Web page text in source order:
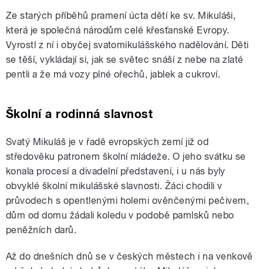
Ze starých příběhů pramení úcta dětí ke sv. Mikuláši,
která je společná národům celé křesťanské Evropy.
Vyrostl z ní i obyčej svatomikulášského nadělování. Děti
se těší, vykládají si, jak se světec snáší z nebe na zlaté
pentli a že má vozy plné ořechů, jablek a cukroví.
Školní a rodinná slavnost
Svatý Mikuláš je v řadě evropských zemí již od
středověku patronem školní mládeže. O jeho svátku se
konala procesí a divadelní představení, i u nás byly
obvyklé školní mikulášské slavnosti. Žáci chodili v
průvodech s opentlenými holemi ověnčenými pečivem,
dům od domu žádali koledu v podobě pamlsků nebo
peněžních darů.
Až do dnešních dnů se v českých městech i na venkově